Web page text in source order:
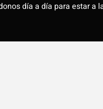
día a día para estar a